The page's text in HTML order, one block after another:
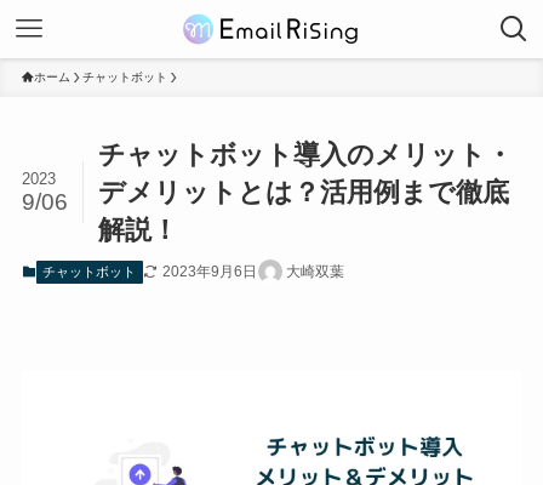
ホーム チャットボット
チャットボット導入のメリット・
デメリットとは？活用例まで徹底
解説！
2023
9/06
チャットボット 2023年9月6日 大崎双葉